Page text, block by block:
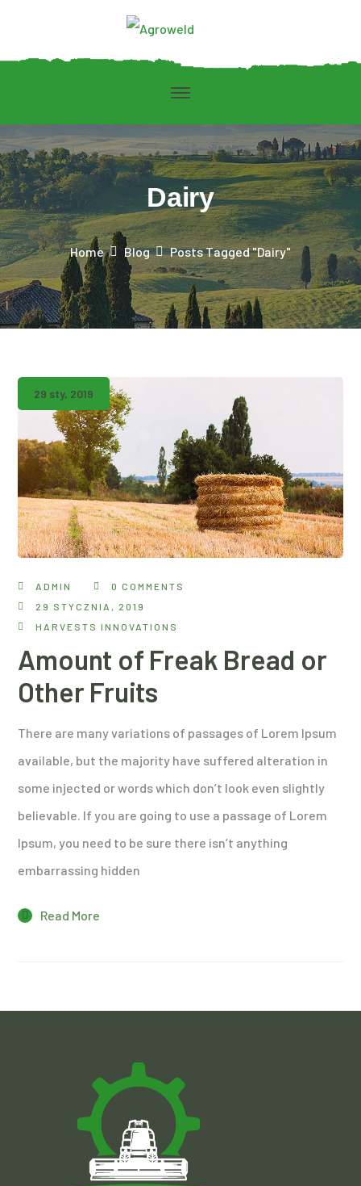
Dairy
Home Blog Posts Tagged "Dairy"
29 sty, 2019
ADMIN
0 COMMENTS
29 STYCZNIA, 2019
HARVESTS INNOVATIONS
Amount of Freak Bread or
Other Fruits
There are many variations of passages of Lorem Ipsum
available, but the majority have suffered alteration in
some injected or words which don’t look even slightly
believable. If you are going to use a passage of Lorem
Ipsum, you need to be sure there isn’t anything
embarrassing hidden
Read More